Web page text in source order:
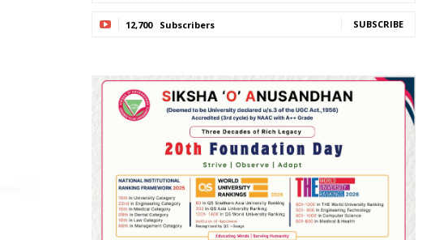
12,700 Subscribers SUBSCRIBE